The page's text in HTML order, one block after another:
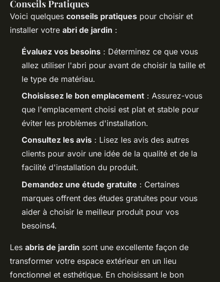
Conseils Pratiques
Voici quelques conseils pratiques pour choisir et
installer votre abri de jardin :
Évaluez vos besoins : Déterminez ce que vous
allez utiliser l'abri pour avant de choisir la taille et
le type de matériau.
Choisissez le bon emplacement : Assurez-vous
que l'emplacement choisi est plat et stable pour
éviter les problèmes d'installation.
Consultez les avis : Lisez les avis des autres
clients pour avoir une idée de la qualité et de la
facilité d'installation du produit.
Demandez une étude gratuite : Certaines
marques offrent des études gratuites pour vous
aider à choisir le meilleur produit pour vos
besoins4.
Les abris de jardin sont une excellente façon de
transformer votre espace extérieur en un lieu
fonctionnel et esthétique. En choisissant le bon